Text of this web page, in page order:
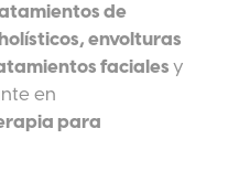
de
envolturas
faciales y
en
para